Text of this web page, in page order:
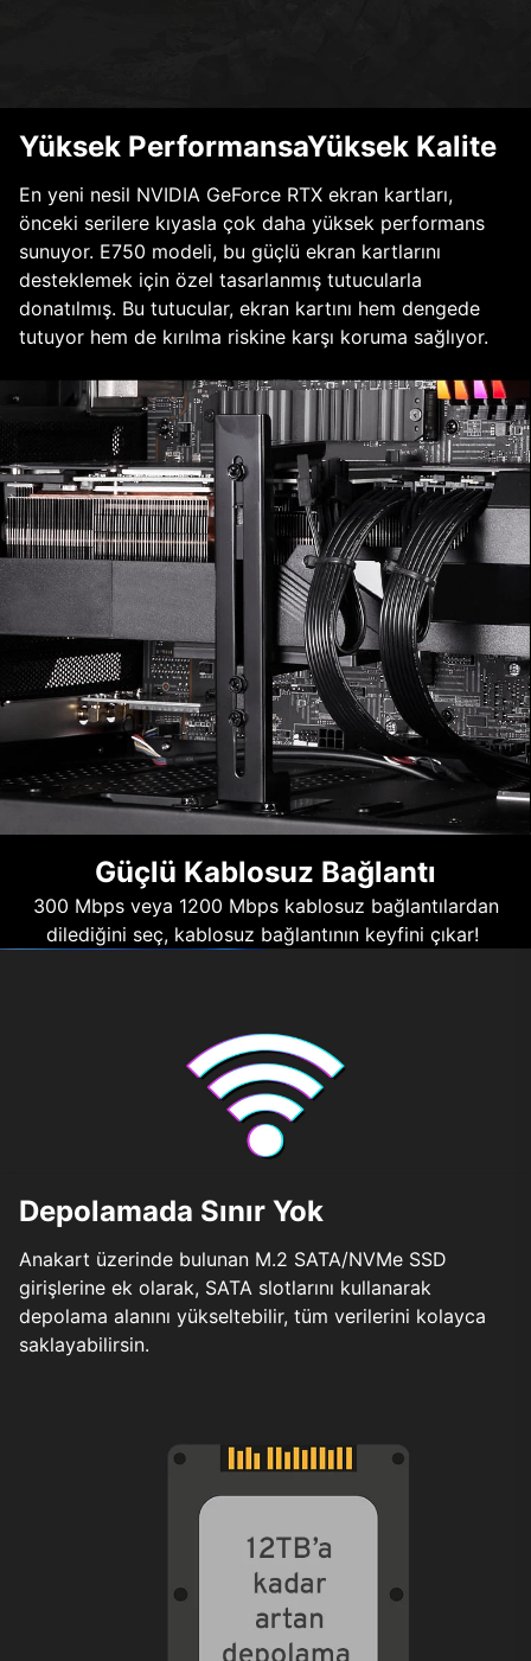
Yüksek PerformansaYüksek Kalite
En yeni nesil NVIDIA GeForce RTX ekran kartları,
önceki serilere kıyasla çok daha yüksek performans
sunuyor. E750 modeli, bu güçlü ekran kartlarını
desteklemek için özel tasarlanmış tutucularla
donatılmış. Bu tutucular, ekran kartını hem dengede
tutuyor hem de kırılma riskine karşı koruma sağlıyor.
Güçlü Kablosuz Bağlantı
300 Mbps veya 1200 Mbps kablosuz bağlantılardan
dilediğini seç, kablosuz bağlantının keyfini çıkar!
Depolamada Sınır Yok
Anakart üzerinde bulunan M.2 SATA/NVMe SSD
girişlerine ek olarak, SATA slotlarını kullanarak
depolama alanını yükseltebilir, tüm verilerini kolayca
saklayabilirsin.